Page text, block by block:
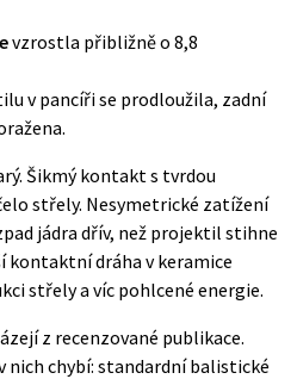
vzrostla přibližně o 8,8
v pancíři se prodloužila, zadní
Šikmý kontakt s tvrdou
střely. Nesymetrické zatížení
jádra dřív, než projektil stihne
kontaktní dráha v keramice
střely a víc pohlcené energie.
z recenzované publikace.
nich chybí: standardní balistické